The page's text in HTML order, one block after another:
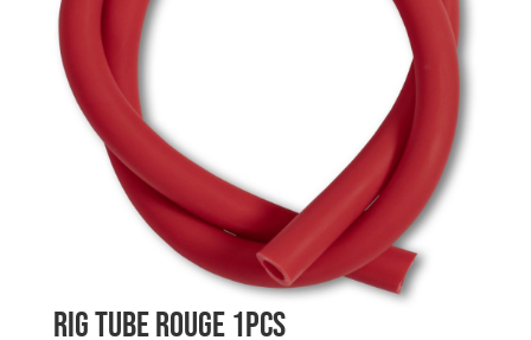
Rig Tube rouge 1pcs